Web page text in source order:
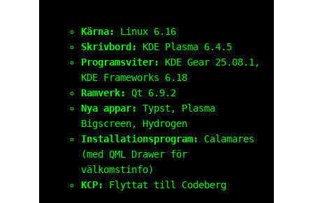
Kärna:
Linux 6.16
Skrivbord:
KDE Plasma 6.4.5
Programsviter:
KDE Gear 25.08.1,
KDE Frameworks 6.18
Ramverk:
Qt 6.9.2
Nya appar:
Typst, Plasma
Bigscreen, Hydrogen
Installationsprogram:
Calamares
(med QML Drawer för
välkomstinfo)
KCP:
Flyttat till Codeberg